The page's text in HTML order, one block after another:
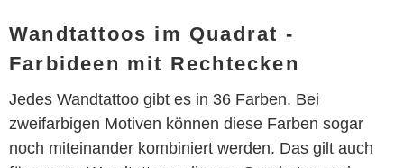
Wandtattoos im Quadrat -
Farbideen mit Rechtecken
Jedes Wandtattoo gibt es in 36 Farben. Bei
zweifarbigen Motiven können diese Farben sogar
noch miteinander kombiniert werden. Das gilt auch